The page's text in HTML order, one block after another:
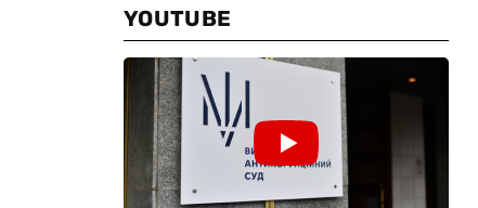
YOUTUBE